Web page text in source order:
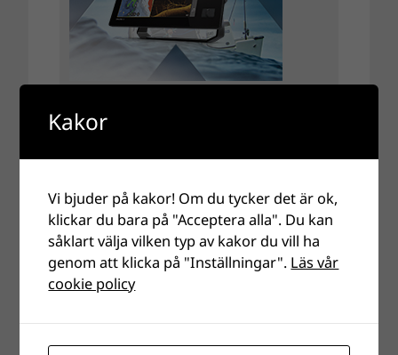
Kakor
Vi bjuder på kakor! Om du tycker det är ok,
klickar du bara på "Acceptera alla". Du kan
såklart välja vilken typ av kakor du vill ha
genom att klicka på "Inställningar". Läs vår
cookie policy